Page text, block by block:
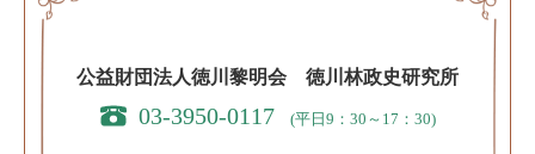
公益財団法人徳川黎明会 徳川林政史研究所
03-3950-0117 (平日9：30～17：30)